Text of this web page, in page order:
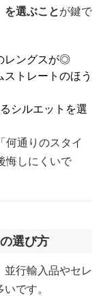
を選ぶことが鍵で
レングスが◎
トレートのほう
シルエットを選
通りのスタイ
悔しにくいで
選び方
行輸入品やセレ
です。